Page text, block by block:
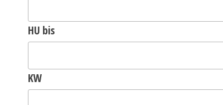
HU bis
KW